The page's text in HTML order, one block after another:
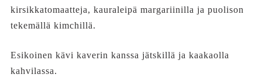
kirsikkatomaatteja, kauraleipä margariinilla ja puolison
tekemällä kimchillä.
Esikoinen kävi kaverin kanssa jätskillä ja kaakaolla
kahvilassa.